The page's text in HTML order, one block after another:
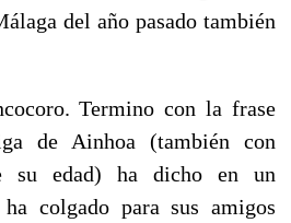
del año pasado también
Termino con la frase
de Ainhoa (también con
su edad) ha dicho en un
colgado para sus amigos